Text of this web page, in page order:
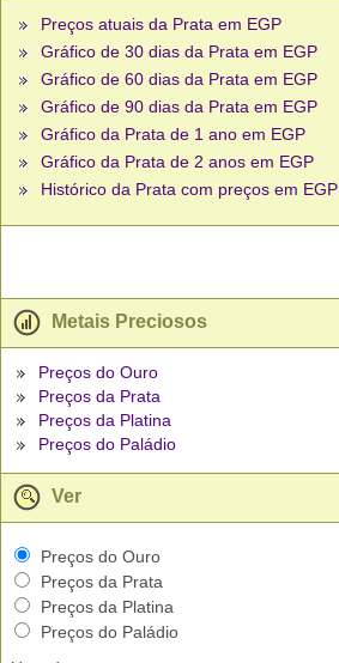
Preços atuais da Prata em EGP
Gráfico de 30 dias da Prata em EGP
Gráfico de 60 dias da Prata em EGP
Gráfico de 90 dias da Prata em EGP
Gráfico da Prata de 1 ano em EGP
Gráfico da Prata de 2 anos em EGP
Histórico da Prata com preços em EGP
Metais Preciosos
Preços do Ouro
Preços da Prata
Preços da Platina
Preços do Paládio
Ver
Preços do Ouro
Preços da Prata
Preços da Platina
Preços do Paládio